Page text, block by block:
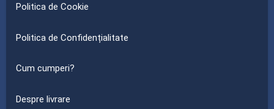
Politica de Cookie
Politica de Confidențialitate
Cum cumperi?
Despre livrare